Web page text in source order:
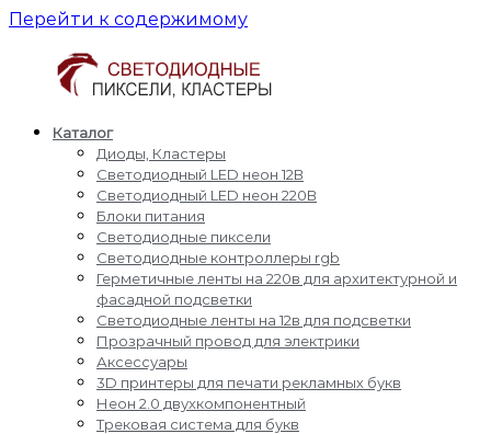
Перейти к содержимому
Светодиодные
пиксели
кластеры
Производство
доставка
светодиодные
пиксели,
кластеры,
светодиодный
питания,
светодиодные
контроллеры
Каталог
Диоды, Кластеры
Светодиодный LED неон 12В
Светодиодный LED неон 220В
Блоки питания
Светодиодные пиксели
Светодиодные контроллеры rgb
Герметичные ленты на 220в для архитектурной и
фасадной подсветки
Светодиодные ленты на 12в для подсветки
Прозрачный провод для электрики
Аксессуары
3D принтеры для печати рекламных букв
Неон 2.0 двухкомпонентный
Трековая система для букв